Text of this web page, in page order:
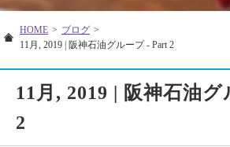
HOME > ブログ >
11月, 2019 | 阪神石油グループ - Part 2
11月, 2019 | 阪神石油
2